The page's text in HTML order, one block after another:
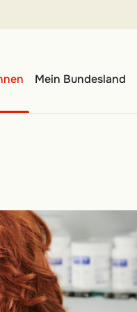
Mein Bundesland